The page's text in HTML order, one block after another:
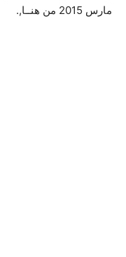
مارس 2015 من هنــا,.